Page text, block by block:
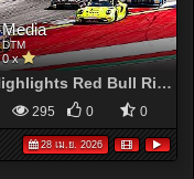
Media
DTM
0 x
XXL Highlights Red Bull Ring Race 1 | DTM2026
295 0 0
28 เม.ย. 2026